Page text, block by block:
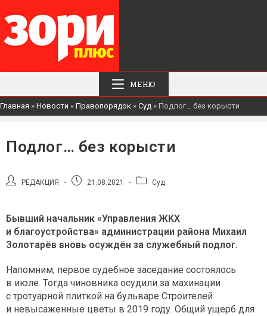
МЕНЮ
Главная » Новости » Правопорядок » Суд » Подлог… без корысти
Подлог… без корысти
АвторРЕДАКЦИЯ
Запись21.08.2021
Рубрика
Суд
Бывший начальник «Управления ЖКХ
и благоустройства» администрации района Михаил
Золотарёв вновь осуждён за служебный подлог.
Напомним, первое судебное заседание состоялось
в июле. Тогда чиновника осудили за махинации
с тротуарной плиткой на бульваре Строителей
и невысаженные цветы в 2019 году. Общий ущерб для